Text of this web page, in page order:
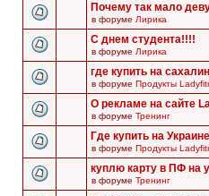
Почему так мало
в форуме Лирика
С днем студента!!!!
в форуме Лирика
где купить на
в форуме Продукты
О рекламе на сайте
в форуме Тренинг
Где купить на
в форуме Продукты
куплю карту в ПФ на
в форуме Тренинг